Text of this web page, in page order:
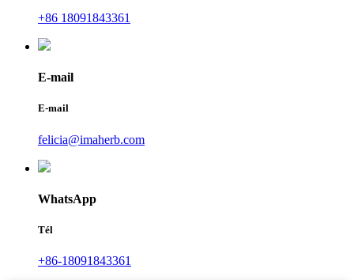
+86 18091843361
E-mail
E-mail
felicia@imaherb.com
WhatsApp
Tél
+86-18091843361